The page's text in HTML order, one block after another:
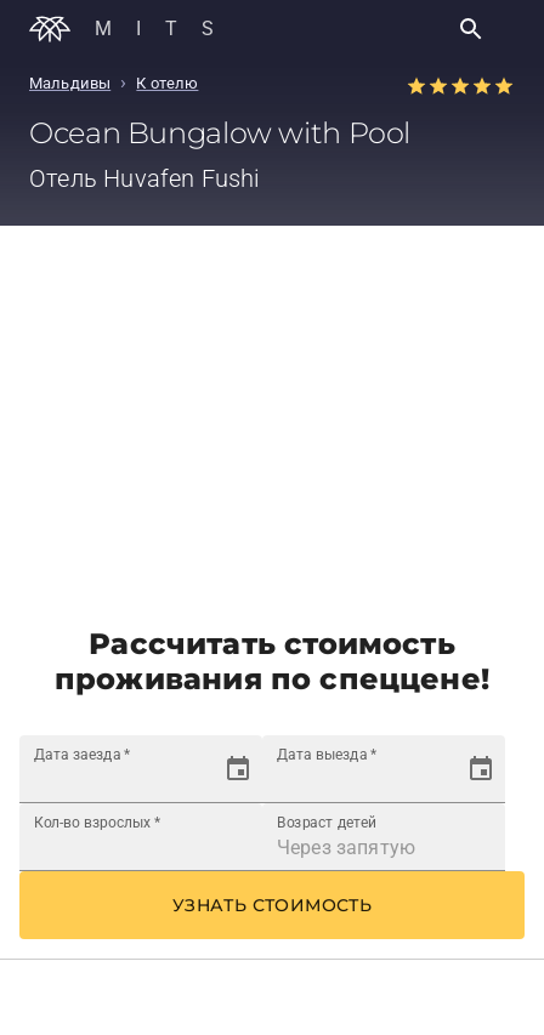
MITS
Мальдивы › К отелю
Ocean Bungalow with Pool
Отель Huvafen Fushi
Рассчитать стоимость
проживания по спеццене!
Дата заезда * Дата выезда *
Кол-во взрослых * Возраст детей
УЗНАТЬ СТОИМОСТЬ